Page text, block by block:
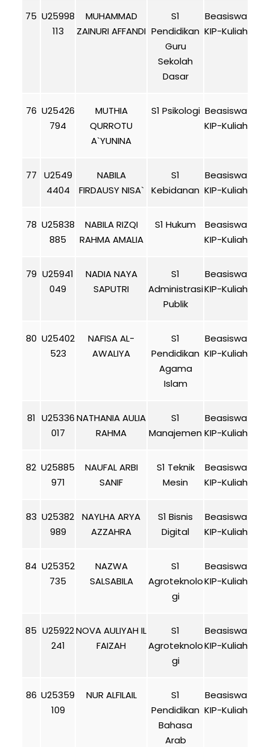
75 U25998
113
MUHAMMAD
ZAINURI AFFANDI
S1
Pendidikan
Guru
Sekolah
Dasar
Beasiswa
KIP-Kuliah
76 U25426
794
MUTHIA
QURROTU
A`YUNINA
S1 Psikologi Beasiswa
KIP-Kuliah
77
U2549
4404
NABILA
FIRDAUSY NISA`
S1
Kebidanan
Beasiswa
KIP-Kuliah
78 U25838
885
NABILA RIZQI
RAHMA AMALIA
S1 Hukum
Beasiswa
KIP-Kuliah
79 U25941
049
NADIA NAYA
SAPUTRI
S1
Administrasi
Publik
Beasiswa
KIP-Kuliah
80 U25402
523
NAFISA AL-
AWALIYA
S1
Pendidikan
Agama
Islam
Beasiswa
KIP-Kuliah
81 U25336
017
NATHANIA AULIA
RAHMA
S1
Manajemen
Beasiswa
KIP-Kuliah
82 U25885
971
NAUFAL ARBI
SANIF
S1 Teknik
Mesin
Beasiswa
KIP-Kuliah
83 U25382
989
NAYLHA ARYA
AZZAHRA
S1 Bisnis
Digital
Beasiswa
KIP-Kuliah
84 U25352
735
NAZWA
SALSABILA
S1
Agroteknolo
gi
Beasiswa
KIP-Kuliah
85 U25922
241
NOVA AULIYAH IL
FAIZAH
S1
Agroteknolo
gi
Beasiswa
KIP-Kuliah
86 U25359
109
NUR ALFILAIL
S1
Pendidikan
Bahasa
Arab
Beasiswa
KIP-Kuliah